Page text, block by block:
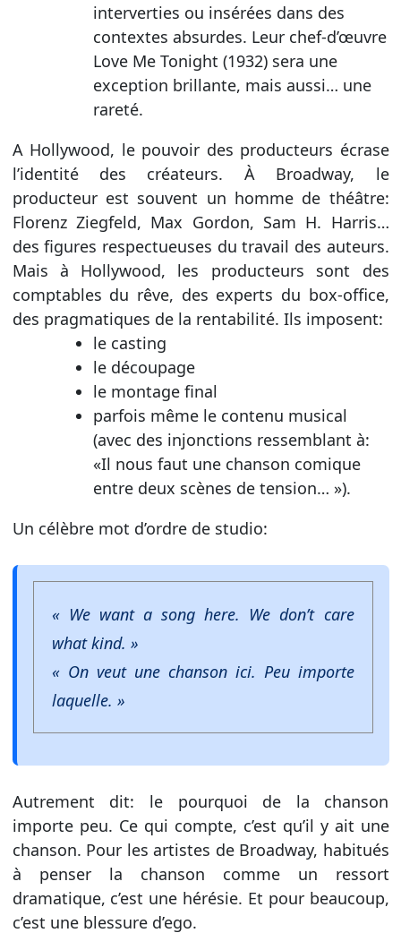
interverties ou insérées dans des
contextes absurdes. Leur chef-d’œuvre
Love Me Tonight (1932) sera une
exception brillante, mais aussi… une
rareté.
A Hollywood, le pouvoir des producteurs écrase
l’identité des créateurs. À Broadway, le
producteur est souvent un homme de théâtre:
Florenz Ziegfeld, Max Gordon, Sam H. Harris…
des figures respectueuses du travail des auteurs.
Mais à Hollywood, les producteurs sont des
comptables du rêve, des experts du box-office,
des pragmatiques de la rentabilité. Ils imposent:
le casting
le découpage
le montage final
parfois même le contenu musical
(avec des injonctions ressemblant à:
«Il nous faut une chanson comique
entre deux scènes de tension… »).
Un célèbre mot d’ordre de studio:
« We want a song here. We don’t care
what kind. »
« On veut une chanson ici. Peu importe
laquelle. »
Autrement dit: le pourquoi de la chanson
importe peu. Ce qui compte, c’est qu’il y ait une
chanson. Pour les artistes de Broadway, habitués
à penser la chanson comme un ressort
dramatique, c’est une hérésie. Et pour beaucoup,
c’est une blessure d’ego.